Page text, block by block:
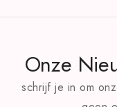
Onze
schrijf je in om